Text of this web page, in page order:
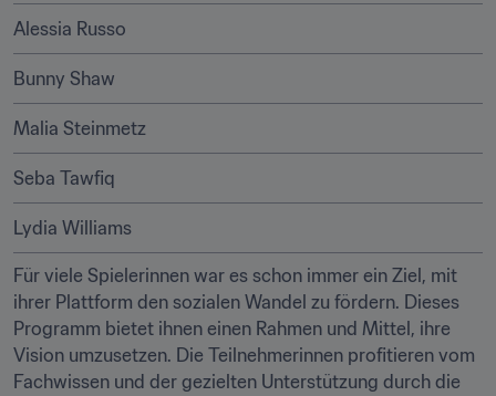
Alessia Russo
Bunny Shaw
Malia Steinmetz
Seba Tawfiq
Lydia Williams
Für viele Spielerinnen war es schon immer ein Ziel, mit
ihrer Plattform den sozialen Wandel zu fördern. Dieses
Programm bietet ihnen einen Rahmen und Mittel, ihre
Vision umzusetzen. Die Teilnehmerinnen profitieren vom
Fachwissen und der gezielten Unterstützung durch die